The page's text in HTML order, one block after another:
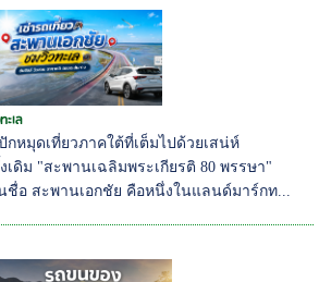
ะเล
หมุดเที่ยวภาคใต้ที่เต็มไปด้วยเสน่ห์
ดิม "สะพานเฉลิมพระเกียรติ 80 พรรษา"
อ สะพานเอกชัย คือหนึ่งในแลนด์มาร์กท...